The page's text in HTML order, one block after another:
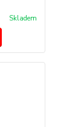
Skladem